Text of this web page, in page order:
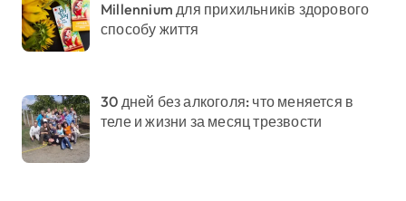
Millennium для прихильників здорового
способу життя
30 дней без алкоголя: что меняется в
теле и жизни за месяц трезвости